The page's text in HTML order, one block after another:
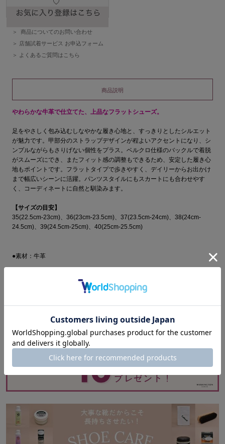
商品についてのお問い合わせ
店舗試着サービス お申込フォーム
よくあるご質問はこちら
商品説明
やわらかな牛革で仕立てた、上品なフラットシューズ。
足をやさしく包み込むしなやかな履き心地と、すっきりとしたシルエット
が魅力です。甲部分のストラップデザインが程よいアクセントになり、シ
ンプルながらもさりげない個性をプラス。ベルクロ仕様のバックルで着脱
がスムーズにでき、またフィット感の調整もできるため、安定した履き心
地もポイントです。フラットタイプで歩きやすく、デイリーからお出かけ
まで幅広いシーンに活躍。パンツスタイルにもスカートにも合わせやす
く、コーディネートに自然と馴染みます。
【サイズの目安】
35(22.5cm-23cm)、36(23cm-23.5cm)、37(23.5cm-24cm)、38(24cm-
24.5cm)、39(24.5cm-25cm)、40(25cm-25.5cm)
●素材：牛革
レビューを書く